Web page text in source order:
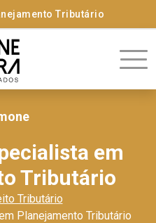
Tributário
em
Tributário
Tributário
Planejamento Tributário